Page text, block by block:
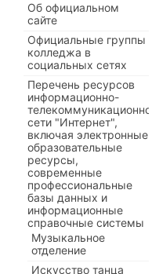
Об официальном
сайте
Официальные группы
колледжа в
социальных сетях
Перечень ресурсов
информационно-
телекоммуникационной
сети "Интернет",
включая электронные
образовательные
ресурсы,
современные
профессиональные
базы данных и
информационные
справочные системы
Музыкальное
отделение
Искусство танца